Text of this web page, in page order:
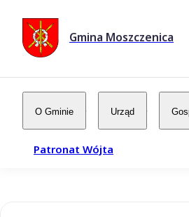
Gmina Moszczenica
O Gminie Urząd
Patronat Wójta